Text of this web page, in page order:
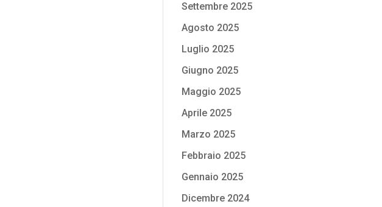
Settembre 2025
Agosto 2025
Luglio 2025
Giugno 2025
Maggio 2025
Aprile 2025
Marzo 2025
Febbraio 2025
Gennaio 2025
Dicembre 2024